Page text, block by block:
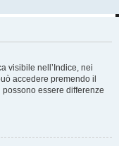
visibile nell’Indice, nei
accedere premendo il
essere differenze